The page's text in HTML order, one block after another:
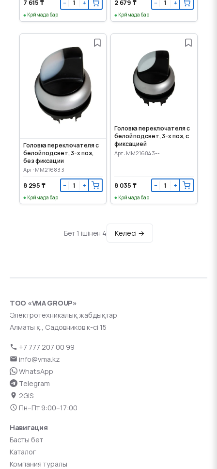
7 615 ₸ − +
Қоймада бар
2 679 ₸ − +
Қоймада бар
Головка переключателя с
белой подсвет, 3-х поз,
без фиксации
Арт: MM216833--
8 295 ₸ − +
Қоймада бар
Головка переключателя с
белой подсвет, 3-х поз, с
фиксацией
Арт: MM216843--
8 035 ₸ − +
Қоймада бар
Бет 1 ішінен 4 Келесі →
ТОО «VMA GROUP»
Электротехникалық жабдықтар
Алматы қ., Садовников к-сі 15
+7 777 207 00 99
info@vma.kz
WhatsApp
Telegram
2GIS
Пн–Пт 9:00–17:00
Навигация
Басты бет
Каталог
Компания туралы